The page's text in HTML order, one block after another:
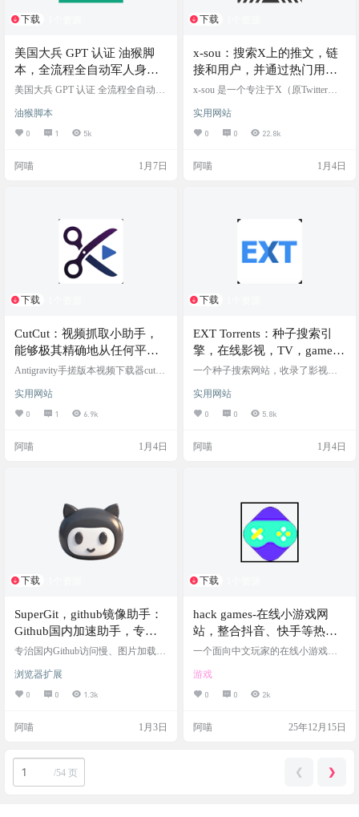
下载
美国大兵 GPT 认证 油猴脚
本，全流程全自动军人身份
验证助手：白嫖一年 GPT
美国大兵 GPT 认证 全流程全自动军
s，感谢美国大兵！！！ 重要：千万
注意邮箱别填错了，调试发现邮箱
填错，无法重新填表，冷却期很
鱼搞一个美国大兵认证。花点小钱
日、退役日期、邮箱） 智能下拉框
选择，模拟真…
油猴脚本
0 1 5k
阿喵 1月7日
下载
x-sou：搜索X上的推文，链
接和用户，并通过热门用户
列表展示受欢迎账号的信息
x-sou 是一个专注于X（原Twitter）
站，主要允许用户搜索推文、链接
和用户，并通过热门用户列表展示
受欢迎账号的信息，帮助用户实时
截图 网站链接
实用网站
0 0 22.8k
阿喵 1月4日
下载
CutCut：视频抓取小助手，
能够极其精确地从任何平台
下载和剪辑视频
Antigravity手搓版本视频下载器cutcut
下载视频，国内微博抖音小红书bilib
ili等，国外推特X，YouTube都可轻
松搞定，黏贴链接，即可获取下载
辑要下载视频的片段和时长 目前>50
实用网站
0 1 6.9k
阿喵 1月4日
下载
EXT Torrents：种子搜索引
擎，在线影视，TV，game，
软件，电子书等种子获取网
一个种子搜索网站，收录了影视，
动漫等，资源很全。 需要注意：ext
网站广告很多，还拦不住，所以请
不要在公众场合打开此网站 网站截
实用网站
0 0 5.8k
阿喵 1月4日
下载
SuperGit，github镜像助手：
Github国内加速助手，专为
国内开发者打造的GitHub加
界，开发更高效
专治国内Github访问慢、图片加载失
能自动将您的所有GitHub及资源请
求重定向至高速镜像站，并在您右
内开发者设计的浏览器扩展，解决G
过加载已解压的扩展程序安装，简
单快捷 插件截图 功能特色 智能加
浏览器扩展
0 0 1.3k
阿喵 1月3日
下载
hack games-在线小游戏网
站，整合抖音、快手等热门
游戏，支持手机/PC在线游玩
一个面向中文玩家的在线小游戏平
支持手机/PC免安装即玩，适合碎片
娱乐或好友联机 包含互动，互动剧
意，创造，动作等77中类型 网站截
游戏
0 0 2k
阿喵 25年12月15日
/54 页 ❮ ❯